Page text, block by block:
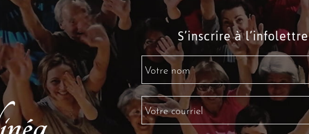
S’inscrire à l’infolettre